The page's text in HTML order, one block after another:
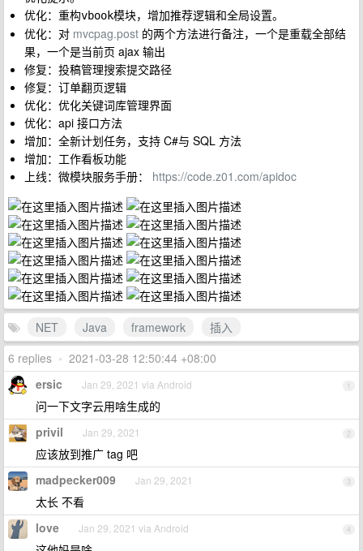
优化：重构vbook模块，增加推荐逻辑和全局设置。
优化：对 mvcpag.post 的两个方法进行备注，一个是重载全部结
果，一个是当前页 ajax 输出
修复：投稿管理搜索提交路径
修复：订单翻页逻辑
优化：优化关键词库管理界面
优化：api 接口方法
增加：全新计划任务，支持 C#与 SQL 方法
增加：工作看板功能
上线：微模块服务手册： https://code.z01.com/apidoc
NET Java framework
插入
6 replies•2021-03-28 12:50:44 +08:00
ersic Jan 29, 2021 via Android
问一下文字云用啥生成的
privil Jan 29, 2021
应该放到推广 tag 吧
madpecker009
太长 不看
love Jan 29, 2021 via Android